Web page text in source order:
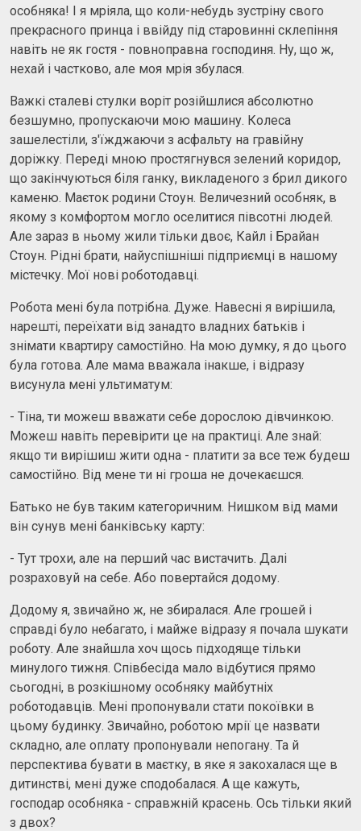
особняка! І я мріяла, що коли-небудь зустріну свого
прекрасного принца і ввійду під старовинні склепіння
навіть не як гостя - повноправна господиня. Ну, що ж,
нехай і частково, але моя мрія збулася.
Важкі сталеві стулки воріт розійшлися абсолютно
безшумно, пропускаючи мою машину. Колеса
зашелестіли, з'їжджаючи з асфальту на гравійну
доріжку. Переді мною простягнувся зелений коридор,
що закінчуються біля ганку, викладеного з брил дикого
каменю. Маєток родини Стоун. Величезний особняк, в
якому з комфортом могло оселитися півсотні людей.
Але зараз в ньому жили тільки двоє, Кайл і Брайан
Стоун. Рідні брати, найуспішніші підприємці в нашому
містечку. Мої нові роботодавці.
Робота мені була потрібна. Дуже. Навесні я вирішила,
нарешті, переїхати від занадто владних батьків і
знімати квартиру самостійно. На мою думку, я до цього
була готова. Але мама вважала інакше, і відразу
висунула мені ультиматум:
- Тіна, ти можеш вважати себе дорослою дівчинкою.
Можеш навіть перевірити це на практиці. Але знай:
якщо ти вирішиш жити одна - платити за все теж будеш
самостійно. Від мене ти ні гроша не дочекаєшся.
Батько не був таким категоричним. Нишком від мами
він сунув мені банківську карту:
- Тут трохи, але на перший час вистачить. Далі
розраховуй на себе. Або повертайся додому.
Додому я, звичайно ж, не збиралася. Але грошей і
справді було небагато, і майже відразу я почала шукати
роботу. Але знайшла хоч щось підходяще тільки
минулого тижня. Співбесіда мало відбутися прямо
сьогодні, в розкішному особняку майбутніх
роботодавців. Мені пропонували стати покоївки в
цьому будинку. Звичайно, роботою мрії це назвати
складно, але оплату пропонували непогану. Та й
перспектива бувати в маєтку, в яке я закохалася ще в
дитинстві, мені дуже сподобалася. А ще кажуть,
господар особняка - справжній красень. Ось тільки який
з двох?